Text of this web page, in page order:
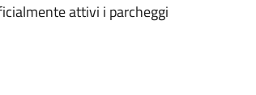
attivi i parcheggi